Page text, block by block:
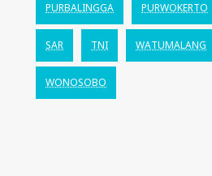
PURBALINGGA PURWOKERTO
SAR TNI WATUMALANG
WONOSOBO